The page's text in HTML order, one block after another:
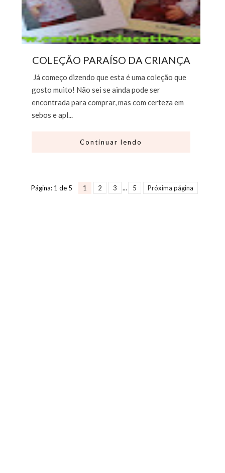
COLEÇÃO PARAÍSO DA CRIANÇA
Já começo dizendo que esta é uma coleção que
gosto muito! Não sei se ainda pode ser
encontrada para comprar, mas com certeza em
sebos e apl...
Continuar lendo
Página: 1 de 5 1 2 3 ... 5 Próxima página